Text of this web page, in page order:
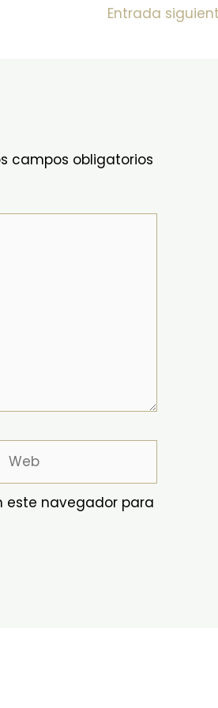
Entrada
campos obligatorios
este navegador para